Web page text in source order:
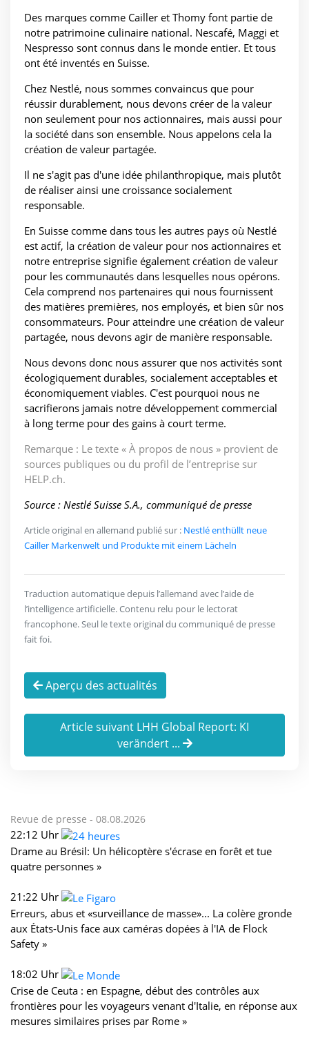
Des marques comme Cailler et Thomy font partie de
notre patrimoine culinaire national. Nescafé, Maggi et
Nespresso sont connus dans le monde entier. Et tous
ont été inventés en Suisse.
Chez Nestlé, nous sommes convaincus que pour
réussir durablement, nous devons créer de la valeur
non seulement pour nos actionnaires, mais aussi pour
la société dans son ensemble. Nous appelons cela la
création de valeur partagée.
Il ne s'agit pas d'une idée philanthropique, mais plutôt
de réaliser ainsi une croissance socialement
responsable.
En Suisse comme dans tous les autres pays où Nestlé
est actif, la création de valeur pour nos actionnaires et
notre entreprise signifie également création de valeur
pour les communautés dans lesquelles nous opérons.
Cela comprend nos partenaires qui nous fournissent
des matières premières, nos employés, et bien sûr nos
consommateurs. Pour atteindre une création de valeur
partagée, nous devons agir de manière responsable.
Nous devons donc nous assurer que nos activités sont
écologiquement durables, socialement acceptables et
économiquement viables. C'est pourquoi nous ne
sacrifierons jamais notre développement commercial
à long terme pour des gains à court terme.
Remarque : Le texte « À propos de nous » provient de
sources publiques ou du profil de l’entreprise sur
HELP.ch.
Source : Nestlé Suisse S.A., communiqué de presse
Article original en allemand publié sur : Nestlé enthüllt neue
Cailler Markenwelt und Produkte mit einem Lächeln
Traduction automatique depuis l’allemand avec l’aide de
l’intelligence artificielle. Contenu relu pour le lectorat
francophone. Seul le texte original du communiqué de presse
fait foi.
Aperçu des actualités
Article suivant LHH Global Report: KI
verändert ...
Revue de presse - 08.08.2026
22:12 Uhr
Drame au Brésil: Un hélicoptère s'écrase en forêt et tue
quatre personnes »
21:22 Uhr
Erreurs, abus et «surveillance de masse»... La colère gronde
aux États-Unis face aux caméras dopées à l'IA de Flock
Safety »
18:02 Uhr
Crise de Ceuta : en Espagne, début des contrôles aux
frontières pour les voyageurs venant d'Italie, en réponse aux
mesures similaires prises par Rome »